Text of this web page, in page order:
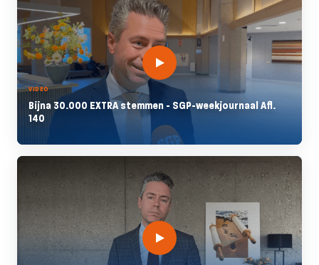
VIDEO
Bijna 30.000 EXTRA stemmen - SGP-weekjournaal Afl.
140